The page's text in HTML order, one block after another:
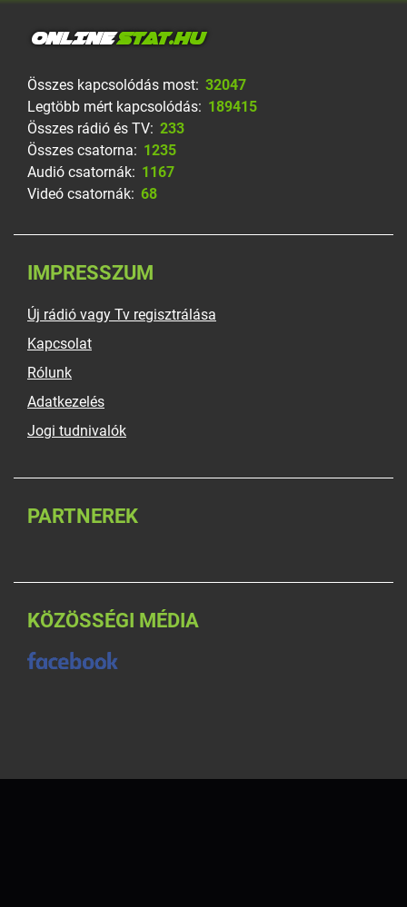
ONLINESTAT.HU
Összes kapcsolódás most: 32047
Legtöbb mért kapcsolódás: 189415
Összes rádió és TV: 233
Összes csatorna: 1235
Audió csatornák: 1167
Videó csatornák: 68
IMPRESSZUM
Új rádió vagy Tv regisztrálása
Kapcsolat
Rólunk
Adatkezelés
Jogi tudnivalók
PARTNEREK
KÖZÖSSÉGI MÉDIA